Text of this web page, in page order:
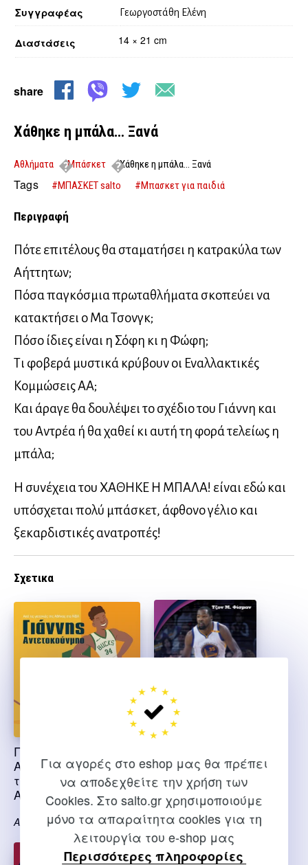
Για αγορές στο eshop μας θα πρέπει
να αποδεχθείτε την χρήση των
Cookies. Στο salto.gr χρησιμοποιούμε
μόνο τα απαραίτητα cookies για τη
λειτουργία του e-shop μας
Περισσότερες πληροφορίες
Διαστάσεις 14 × 21 cm
Συγγραφέας Γεωργοστάθη Ελένη
share
Χάθηκε η μπάλα… Ξανά
Αθλήματα Μπάσκετ Χάθηκε η μπάλα… Ξανά
Tags #ΜΠΑΣΚΕΤ salto #Μπασκετ για παιδιά
Περιγραφή
Πότε επιτέλους θα σταματήσει η κατρακύλα των
Αήττητων;
Πόσα παγκόσμια πρωταθλήματα σκοπεύει να
κατακτήσει ο Μα Τσονγκ;
Πόσο ίδιες είναι η Σόφη κι η Φώφη;
Τι φοβερά μυστικά κρύβουν οι Εναλλακτικές
Κομμώσεις ΑΑ;
Και άραγε θα δουλέψει το σχέδιο του Γιάννη και
του Αντρέα ή θα χαθεί κι αυτή τη φορά τελείως η
μπάλα;
Η συνέχεια του ΧΑΘΗΚΕ Η ΜΠΑΛΑ! είναι εδώ και
υπόσχεται πολύ μπάσκετ, άφθονο γέλιο και
ξεκαρδιστικές ανατροπές!
Σχετικα
Γιάννης
Αντετοκούμπο Από
τις γειτονιές της
Αθήνας στο NBA
Α. Ντ. Λάργκι
αστέρες του
μπάσκετ
Τζόν Φίσμαν